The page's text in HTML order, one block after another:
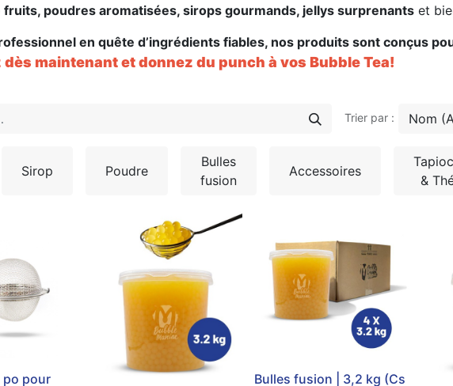
poudres aromatisées, sirops gourmands, jellys surprenants et
en quête d’ingrédients fiables, nos produits sont conçus
dès maintenant et donnez du punch à vos Bubble Tea!
Trier par : Nom
Sirop Poudre
Bulles
fusion
Accessoires
&
po pour
Bulles fusion | 3,2 kg (Cs